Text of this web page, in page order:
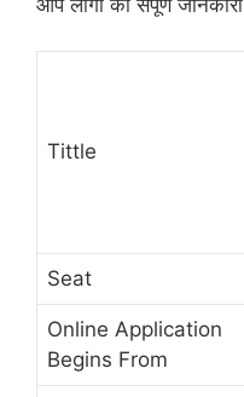
Tittle
Seat
Online Application
Begins From